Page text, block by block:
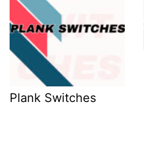
Plank Switches